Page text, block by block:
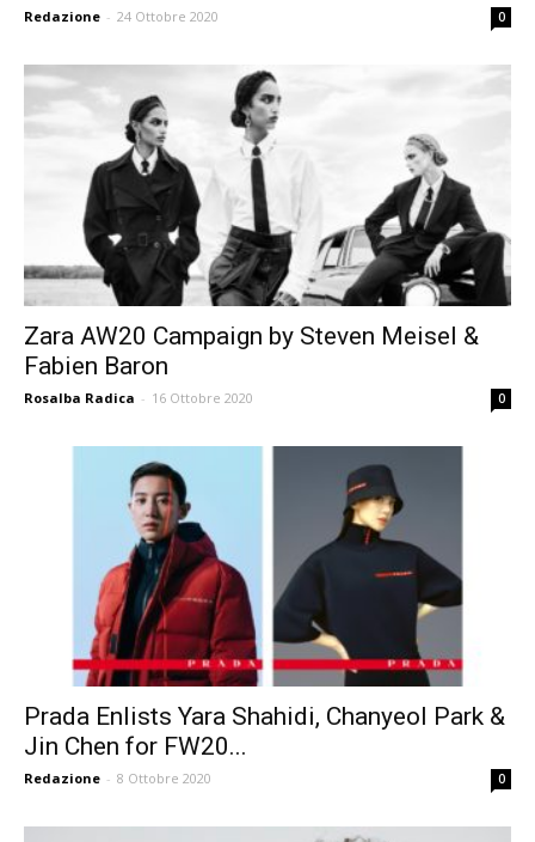
Redazione - 24 Ottobre 2020 0
Zara AW20 Campaign by Steven Meisel &
Fabien Baron
Rosalba Radica - 16 Ottobre 2020 0
Prada Enlists Yara Shahidi, Chanyeol Park &
Jin Chen for FW20...
Redazione - 8 Ottobre 2020 0